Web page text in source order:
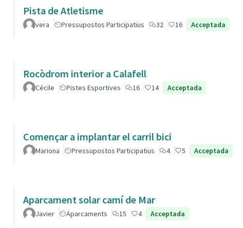
Pista de Atletisme
vera Pressupostos Participatius 32 16 Acceptada
Rocòdrom interior a Calafell
Cécile Pistes Esportives 16 14 Acceptada
Començar a implantar el carril bici
Mariona Pressupostos Participatius 4 5 Acceptada
Aparcament solar camí de Mar
Javier Aparcaments 15 4 Acceptada